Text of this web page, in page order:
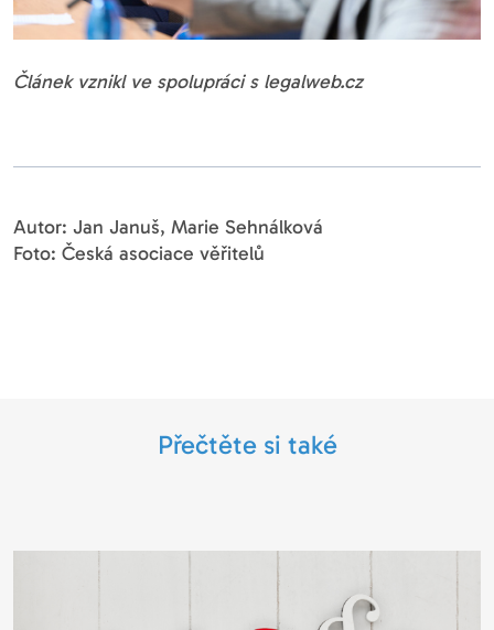
Článek vznikl ve spolupráci s legalweb.cz
Autor: Jan Januš, Marie Sehnálková
Foto: Česká asociace věřitelů
Přečtěte si také